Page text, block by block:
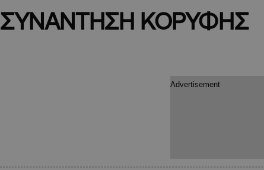
ΣΥΝΑΝΤΗΣΗ ΚΟΡΥΦΗΣ